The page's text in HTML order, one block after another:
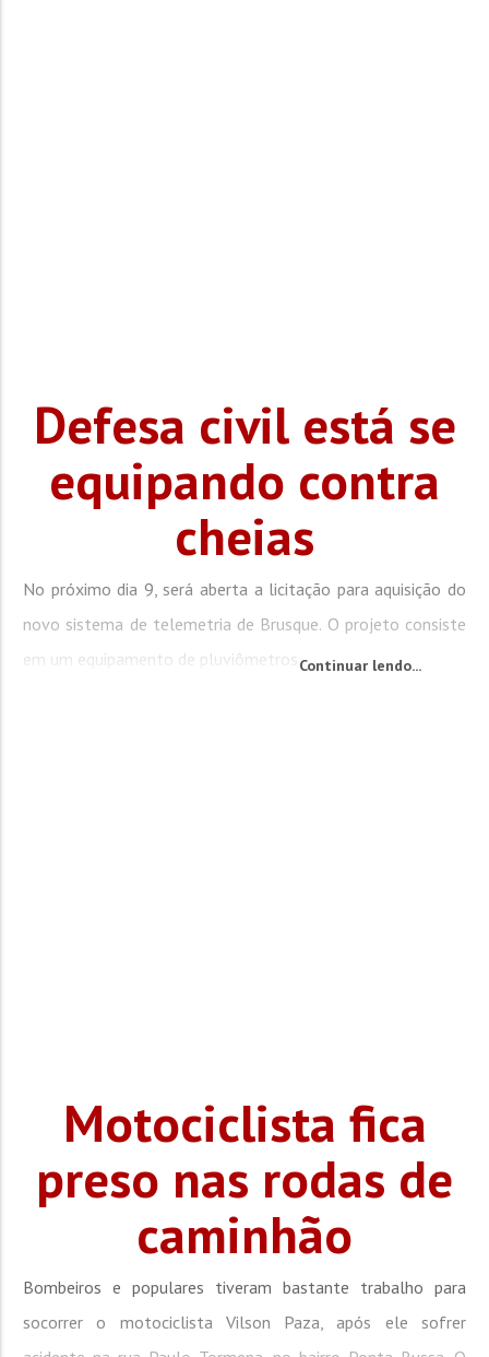
Defesa civil está se
equipando contra
cheias
No próximo dia 9, será aberta a licitação para aquisição do
novo sistema de telemetria de Brusque. O projeto consiste
em um equipamento de pluviômetros...Continuar lendo...
Motociclista fica
preso nas rodas de
caminhão
Bombeiros e populares tiveram bastante trabalho para
socorrer o motociclista Vilson Paza, após ele sofrer